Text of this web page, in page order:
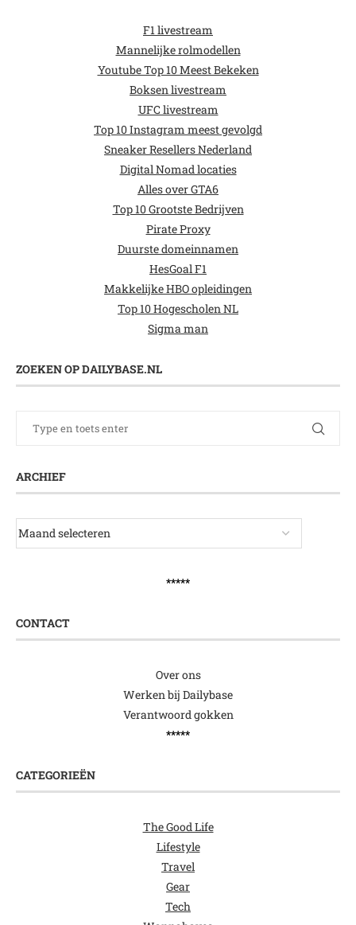
F1 livestream
Mannelijke rolmodellen
Youtube Top 10 Meest Bekeken
Boksen livestream
UFC livestream
Top 10 Instagram meest gevolgd
Sneaker Resellers Nederland
Digital Nomad locaties
Alles over GTA6
Top 10 Grootste Bedrijven
Pirate Proxy
Duurste domeinnamen
HesGoal F1
Makkelijke HBO opleidingen
Top 10 Hogescholen NL
Sigma man
ZOEKEN OP DAILYBASE.NL
ARCHIEF
*****
CONTACT
Over ons
Werken bij Dailybase
Verantwoord gokken
*****
CATEGORIEËN
The Good Life
Lifestyle
Travel
Gear
Tech